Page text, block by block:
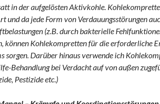
in der aufgelösten Aktivkohle.
und da jede Form von Verdauungsstörungen
(z.B. durch bakterielle
können Kohlekompretten für die erforderliche
sorgen. Darüber hinaus verwende ich
Behandlung bei Verdacht auf von außen
Pestizide etc.)